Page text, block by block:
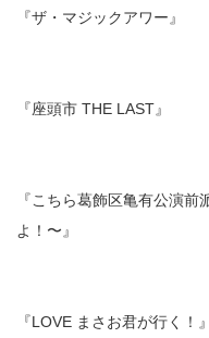
『ザ・マジックアワー』
『座頭市 THE LAST』
『こちら葛飾区亀有公演
よ！〜』
『LOVE まさお君が行く！』